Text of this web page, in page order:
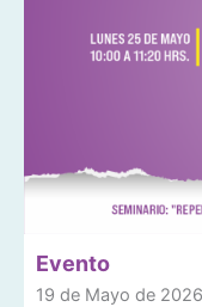
Evento
19 de Mayo de 2026